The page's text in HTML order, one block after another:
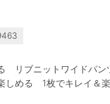
リブニットワイドパン
しめる 1枚でキレイ＆